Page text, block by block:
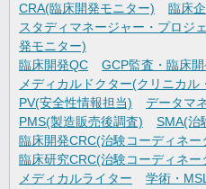
CRA(臨床開発モニター)
臨床
スタディマネージャー・プロジ
発モニター)
臨床開発QC
GCP監査・臨床
メディカルドクター(クリニカル
PV(安全性情報担当)
データマ
PMS(製造販売後調査)
SMA(治
臨床開発CRC(治験コーディネー
臨床研究CRC(治験コーディネー
メディカルライター
学術・